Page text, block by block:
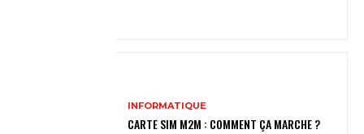
INFORMATIQUE
CARTE SIM M2M : COMMENT ÇA MARCHE ?